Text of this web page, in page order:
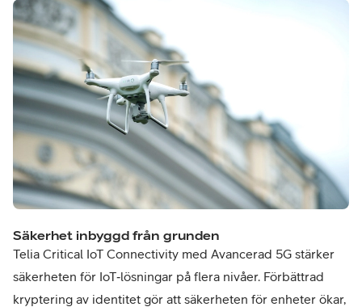
Säkerhet inbyggd från grunden
Telia Critical IoT Connectivity med Avancerad 5G stärker
säkerheten för IoT‑lösningar på flera nivåer. Förbättrad
kryptering av identitet gör att säkerheten för enheter ökar,